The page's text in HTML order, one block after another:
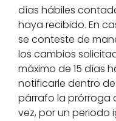
días hábiles
haya recibido. En
se conteste de
los cambios
máximo de 15 días
notificarle dentro
párrafo la prórroga
vez, por un periodo